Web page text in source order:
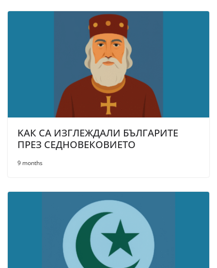
KAК СА ИЗГЛЕЖДАЛИ БЪЛГАРИТЕ
ПРЕЗ СЕДНОВЕКОВИЕТО
9 months